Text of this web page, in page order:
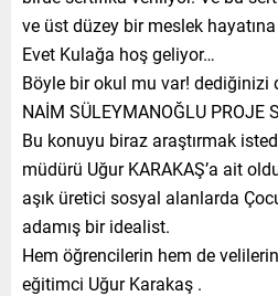
ve üst düzey bir meslek
Evet Kulağa hoş geliyor…
Böyle bir okul mu var! dediğinizi
NAİM SÜLEYMANOĞLU PROJE
Bu konuyu biraz araştırmak
müdürü Uğur KARAKAŞ’a ait
aşık üretici sosyal alanlarda
adamış bir idealist.
Hem öğrencilerin hem de
eğitimci Uğur Karakaş .